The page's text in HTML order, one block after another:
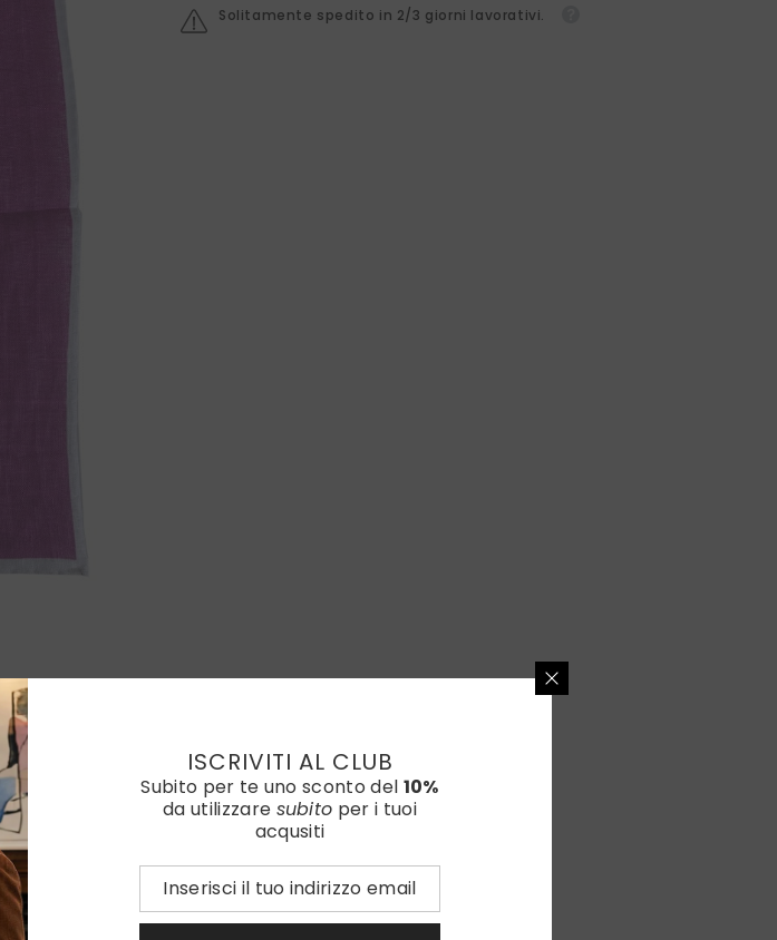
Solitamente spedito in 2/3 giorni lavorativi.
ISCRIVITI AL CLUB
Subito per te uno sconto del 10%
da utilizzare subito per i tuoi
acqusiti